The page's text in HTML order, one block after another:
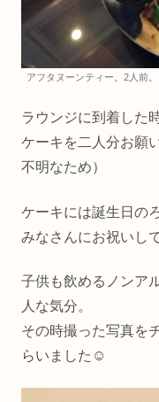
アフタヌーンティー。2人前。
ラウンジに到着した
ケーキを二人分お願
不明なため）
ケーキには誕生日の
みなさんにお祝いし
子供も飲めるノンア
人な気分。
その時撮った写真を
らいました☺️